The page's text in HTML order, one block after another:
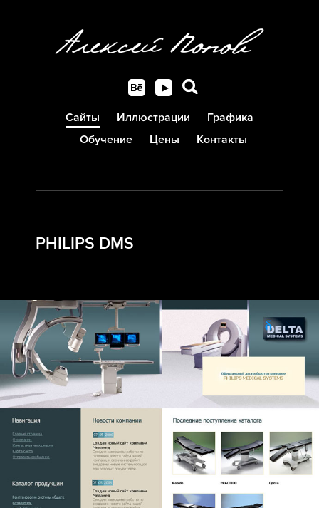
Сайты Иллюстрации
Графика
Обучение
Цены Контакты
PHILIPS DMS